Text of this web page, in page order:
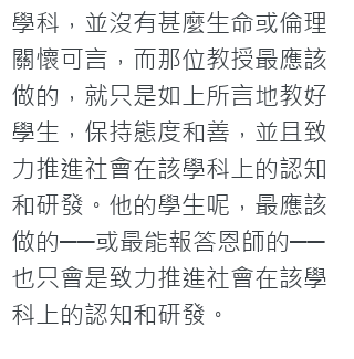
學科，並沒有甚麼生命或倫理
關懷可言，而那位教授最應該
做的，就只是如上所言地教好
學生，保持態度和善，並且致
力推進社會在該學科上的認知
和研發。他的學生呢，最應該
做的──或最能報答恩師的──
也只會是致力推進社會在該學
科上的認知和研發。